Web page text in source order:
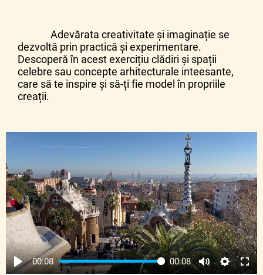
Adevărata creativitate și imaginație se
dezvoltă prin practică și experimentare.
Descoperă în acest exercițiu clădiri și spații
celebre sau concepte arhitecturale inteesante,
care să te inspire și să-ți fie model în propriile
creații.
00:08 00:08